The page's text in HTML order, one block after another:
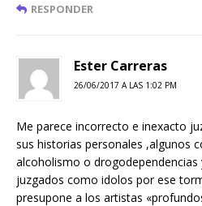
RESPONDER
Ester Carreras
26/06/2017 A LAS 1:02 PM
Me parece incorrecto e inexacto
sus historias personales ,algunos
alcoholismo o drogodependencias
juzgados como idolos por ese
presupone a los artistas